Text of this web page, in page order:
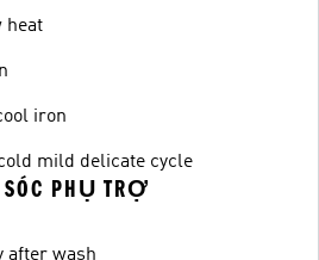
heat
iron
mild delicate cycle
PHỤ TRỢ
after wash